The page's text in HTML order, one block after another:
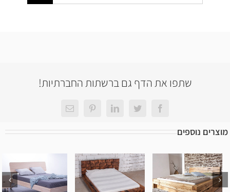
שתפו את הדף גם ברשתות החברתיות!
Facebook
Twitter
LinkedIn
Pinterestכתובת
אלקטרוני
מוצרים נוספים